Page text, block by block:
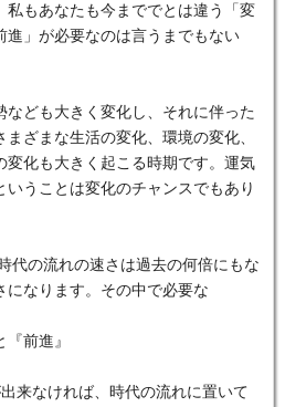
私もあなたも今まででとは違う「変
進」が必要なのは言うまでもない
なども大きく変化し、それに伴った
まざまな生活の変化、環境の変化、
変化も大きく起こる時期です。運気
いうことは変化のチャンスでもあり
代の流れの速さは過去の何倍にもな
になります。その中で必要な
『前進』
来なければ、時代の流れに置いて